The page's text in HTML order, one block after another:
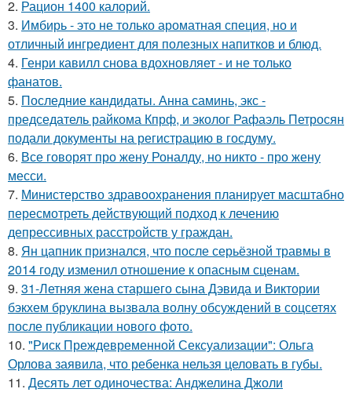
2. Рацион 1400 калорий.
3. Имбирь - это не только ароматная специя, но и
отличный ингредиент для полезных напитков и блюд.
4. Генри кавилл снова вдохновляет - и не только
фанатов.
5. Последние кандидаты. Анна саминь, экс -
председатель райкома Кпрф, и эколог Рафаэль Петросян
подали документы на регистрацию в госдуму.
6. Все говорят про жену Роналду, но никто - про жену
месси.
7. Министерство здравоохранения планирует масштабно
пересмотреть действующий подход к лечению
депрессивных расстройств у граждан.
8. Ян цапник признался, что после серьёзной травмы в
2014 году изменил отношение к опасным сценам.
9. 31-Летняя жена старшего сына Дэвида и Виктории
бэкхем бруклина вызвала волну обсуждений в соцсетях
после публикации нового фото.
10. "Риск Преждевременной Сексуализации": Ольга
Орлова заявила, что ребенка нельзя целовать в губы.
11. Десять лет одиночества: Анджелина Джоли